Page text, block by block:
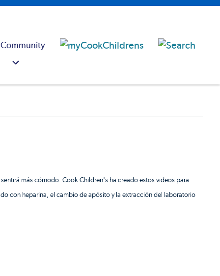
más cómodo. Cook Children's ha creado estos videos para
con heparina, el cambio de apósito y la extracción del laboratorio